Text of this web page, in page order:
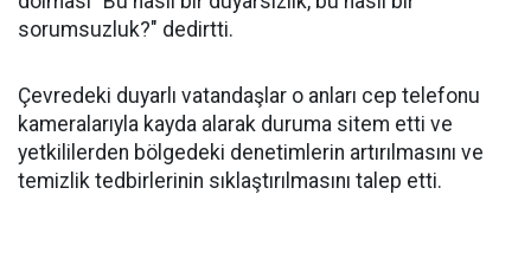
sorumsuzluk?" dedirtti.
Çevredeki duyarlı vatandaşlar o anları cep telefonu
kameralarıyla kayda alarak duruma sitem etti ve
yetkililerden bölgedeki denetimlerin artırılmasını ve
temizlik tedbirlerinin sıklaştırılmasını talep etti.